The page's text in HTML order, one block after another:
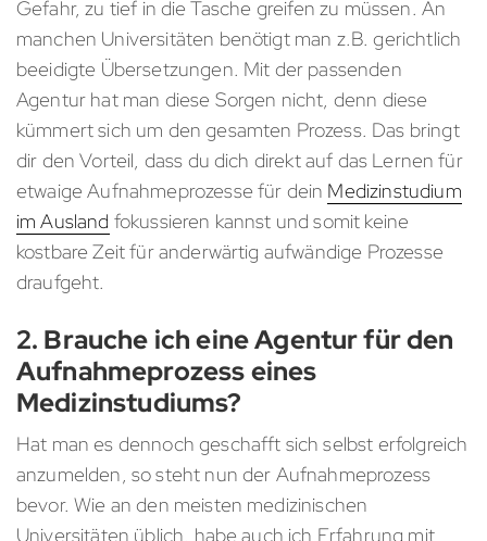
Gefahr, zu tief in die Tasche greifen zu müssen. An
manchen Universitäten benötigt man z.B. gerichtlich
beeidigte Übersetzungen. Mit der passenden
Agentur hat man diese Sorgen nicht, denn diese
kümmert sich um den gesamten Prozess. Das bringt
dir den Vorteil, dass du dich direkt auf das Lernen für
etwaige Aufnahmeprozesse für dein Medizinstudium
im Ausland fokussieren kannst und somit keine
kostbare Zeit für anderwärtig aufwändige Prozesse
draufgeht.
2. Brauche ich eine Agentur für den
Aufnahmeprozess eines
Medizinstudiums?
Hat man es dennoch geschafft sich selbst erfolgreich
anzumelden, so steht nun der Aufnahmeprozess
bevor. Wie an den meisten medizinischen
Universitäten üblich, habe auch ich Erfahrung mit